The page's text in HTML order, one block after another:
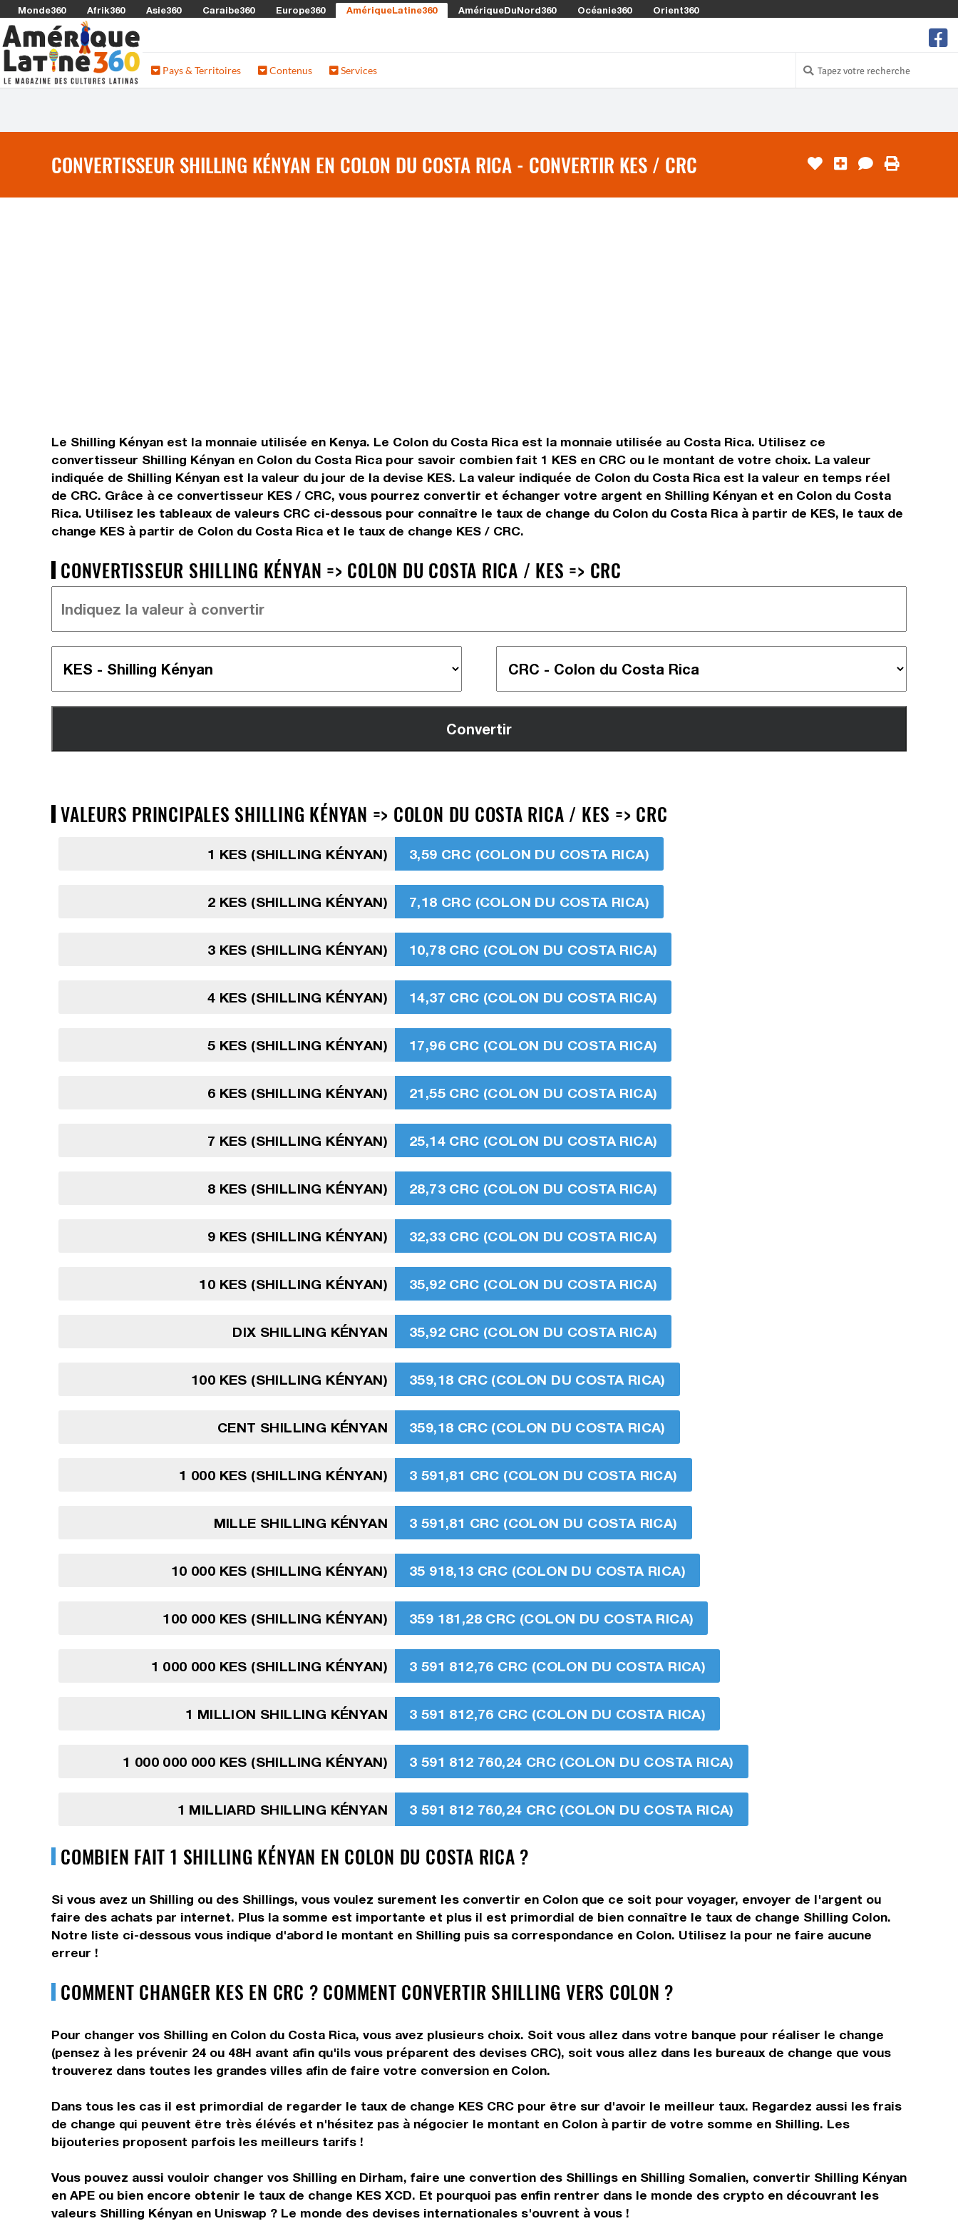
Monde360 Afrik360 Asie360 Caraibe360 Europe360 AmériqueLatine360 AmériqueDuNord360 Océanie360 Orient360
Pays & Territoires Contenus Services
CONVERTISSEUR SHILLING KÉNYAN EN COLON DU COSTA RICA - CONVERTIR KES / CRC
Le Shilling Kényan est la monnaie utilisée en Kenya. Le Colon du Costa Rica est la monnaie utilisée au Costa Rica. Utilisez ce
convertisseur Shilling Kényan en Colon du Costa Rica pour savoir combien fait 1 KES en CRC ou le montant de votre choix. La valeur
indiquée de Shilling Kényan est la valeur du jour de la devise KES. La valeur indiquée de Colon du Costa Rica est la valeur en temps réel
de CRC. Grâce à ce convertisseur KES / CRC, vous pourrez convertir et échanger votre argent en Shilling Kényan et en Colon du Costa
Rica. Utilisez les tableaux de valeurs CRC ci-dessous pour connaître le taux de change du Colon du Costa Rica à partir de KES, le taux de
change KES à partir de Colon du Costa Rica et le taux de change KES / CRC.
CONVERTISSEUR SHILLING KÉNYAN => COLON DU COSTA RICA / KES => CRC
VALEURS PRINCIPALES SHILLING KÉNYAN => COLON DU COSTA RICA / KES => CRC
1 KES (SHILLING KÉNYAN) 3,59 CRC (COLON DU COSTA RICA)
2 KES (SHILLING KÉNYAN) 7,18 CRC (COLON DU COSTA RICA)
3 KES (SHILLING KÉNYAN) 10,78 CRC (COLON DU COSTA RICA)
4 KES (SHILLING KÉNYAN) 14,37 CRC (COLON DU COSTA RICA)
5 KES (SHILLING KÉNYAN) 17,96 CRC (COLON DU COSTA RICA)
6 KES (SHILLING KÉNYAN) 21,55 CRC (COLON DU COSTA RICA)
7 KES (SHILLING KÉNYAN) 25,14 CRC (COLON DU COSTA RICA)
8 KES (SHILLING KÉNYAN) 28,73 CRC (COLON DU COSTA RICA)
9 KES (SHILLING KÉNYAN) 32,33 CRC (COLON DU COSTA RICA)
10 KES (SHILLING KÉNYAN) 35,92 CRC (COLON DU COSTA RICA)
DIX SHILLING KÉNYAN 35,92 CRC (COLON DU COSTA RICA)
100 KES (SHILLING KÉNYAN) 359,18 CRC (COLON DU COSTA RICA)
CENT SHILLING KÉNYAN 359,18 CRC (COLON DU COSTA RICA)
1 000 KES (SHILLING KÉNYAN) 3 591,81 CRC (COLON DU COSTA RICA)
MILLE SHILLING KÉNYAN 3 591,81 CRC (COLON DU COSTA RICA)
10 000 KES (SHILLING KÉNYAN) 35 918,13 CRC (COLON DU COSTA RICA)
100 000 KES (SHILLING KÉNYAN) 359 181,28 CRC (COLON DU COSTA RICA)
1 000 000 KES (SHILLING KÉNYAN) 3 591 812,76 CRC (COLON DU COSTA RICA)
1 MILLION SHILLING KÉNYAN 3 591 812,76 CRC (COLON DU COSTA RICA)
1 000 000 000 KES (SHILLING KÉNYAN) 3 591 812 760,24 CRC (COLON DU COSTA RICA)
1 MILLIARD SHILLING KÉNYAN 3 591 812 760,24 CRC (COLON DU COSTA RICA)
COMBIEN FAIT 1 SHILLING KÉNYAN EN COLON DU COSTA RICA ?
Si vous avez un Shilling ou des Shillings, vous voulez surement les convertir en Colon que ce soit pour voyager, envoyer de l'argent ou
faire des achats par internet. Plus la somme est importante et plus il est primordial de bien connaître le taux de change Shilling Colon.
Notre liste ci-dessous vous indique d'abord le montant en Shilling puis sa correspondance en Colon. Utilisez la pour ne faire aucune
erreur !
COMMENT CHANGER KES EN CRC ? COMMENT CONVERTIR SHILLING VERS COLON ?
Pour changer vos Shilling en Colon du Costa Rica, vous avez plusieurs choix. Soit vous allez dans votre banque pour réaliser le change
(pensez à les prévenir 24 ou 48H avant afin qu'ils vous préparent des devises CRC), soit vous allez dans les bureaux de change que vous
trouverez dans toutes les grandes villes afin de faire votre conversion en Colon.
Dans tous les cas il est primordial de regarder le taux de change KES CRC pour être sur d'avoir le meilleur taux. Regardez aussi les frais
de change qui peuvent être très élévés et n'hésitez pas à négocier le montant en Colon à partir de votre somme en Shilling. Les
bijouteries proposent parfois les meilleurs tarifs !
Vous pouvez aussi vouloir changer vos Shilling en Dirham, faire une convertion des Shillings en Shilling Somalien, convertir Shilling Kényan
en APE ou bien encore obtenir le taux de change KES XCD. Et pourquoi pas enfin rentrer dans le monde des crypto en découvrant les
valeurs Shilling Kényan en Uniswap ? Le monde des devises internationales s'ouvrent à vous !